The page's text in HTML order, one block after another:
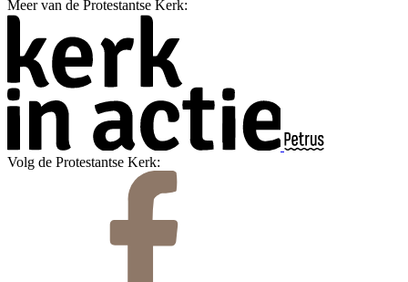
Meer van de Protestantse Kerk:
Volg de Protestantse Kerk: